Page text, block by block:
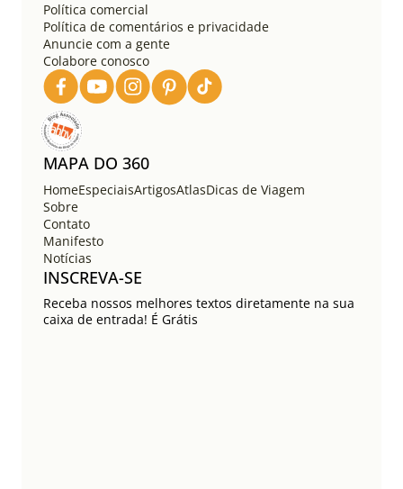
Política comercial
Política de comentários e privacidade
Anuncie com a gente
Colabore conosco
MAPA DO 360
HomeEspeciaisArtigosAtlasDicas de Viagem
Sobre
Contato
Manifesto
Notícias
INSCREVA-SE
Receba nossos melhores textos diretamente na sua
caixa de entrada! É Grátis